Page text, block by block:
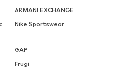
ARMANI EXCHANGE
Nike Sportswear
GAP
Frugi